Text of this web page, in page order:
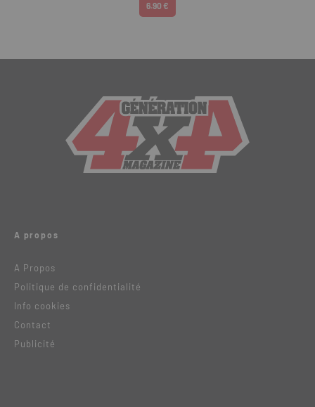
6.90 €
A propos
A Propos
Politique de confidentialité
Info cookies
Contact
Publicité